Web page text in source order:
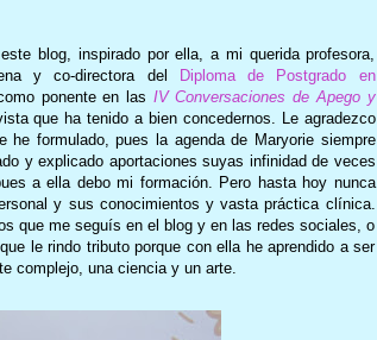
blog, inspirado por ella, a mi querida profesora,
y co-directora del Diploma de Postgrado en
ponente en las IV Conversaciones de Apego y
que ha tenido a bien concedernos. Le agradezco
he formulado, pues la agenda de Maryorie siempre
y explicado aportaciones suyas infinidad de veces
a ella debo mi formación. Pero hasta hoy nunca
y sus conocimientos y vasta práctica clínica.
que me seguís en el blog y en las redes sociales, o
le rindo tributo porque con ella he aprendido a ser
complejo, una ciencia y un arte.